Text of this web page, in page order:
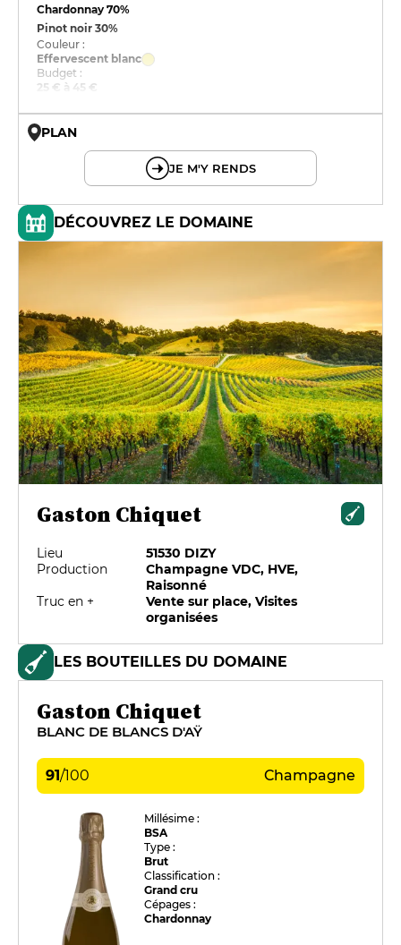
Chardonnay70%
Pinot noir30%
Couleur :
Effervescent blanc
Budget :
25 € à 45 €
PLAN
JE M'Y RENDS
DÉCOUVREZ LE DOMAINE
Gaston Chiquet
Lieu
51530 DIZY
Production
Champagne VDC, HVE,
Raisonné
Truc en +
Vente sur place, Visites
organisées
LES BOUTEILLES DU DOMAINE
Gaston Chiquet
BLANC DE BLANCS D'AŸ
91/100 Champagne
Millésime :
BSA
Type :
Brut
Classification :
Grand cru
Cépages :
Chardonnay